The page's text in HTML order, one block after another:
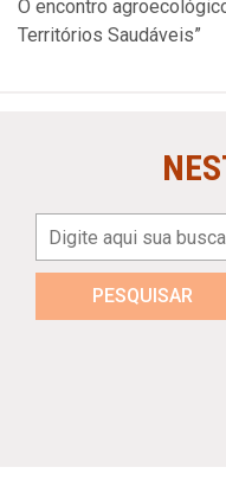
O encontro
Territórios Saudáveis”
PESQUISAR